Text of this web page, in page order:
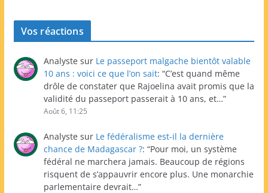
Vos réactions
Analyste sur Le passeport malgache bientôt valable
10 ans : voici ce que l’on sait: “C’est quand même
drôle de constater que Rajoelina avait promis que la
validité du passeport passerait à 10 ans, et…”
Août 6, 11:25
Analyste sur Le fédéralisme est-il la dernière
chance de Madagascar ?: “Pour moi, un système
fédéral ne marchera jamais. Beaucoup de régions
risquent de s’appauvrir encore plus. Une monarchie
parlementaire devrait…”